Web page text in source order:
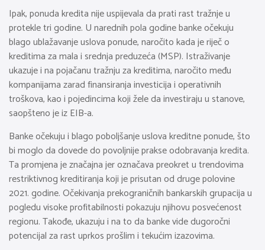
Ipak, ponuda kredita nije uspijevala da prati rast tražnje u
protekle tri godine. U narednih pola godine banke očekuju
blago ublažavanje uslova ponude, naročito kada je riječ o
kreditima za mala i srednja preduzeća (MSP). Istraživanje
ukazuje i na pojačanu tražnju za kreditima, naročito među
kompanijama zarad finansiranja investicija i operativnih
troškova, kao i pojedincima koji žele da investiraju u stanove,
saopšteno je iz EIB-a.
Banke očekuju i blago poboljšanje uslova kreditne ponude, što
bi moglo da dovede do povoljnije prakse odobravanja kredita.
Ta promjena je značajna jer označava preokret u trendovima
restriktivnog kreditiranja koji je prisutan od druge polovine
2021. godine. Očekivanja prekograničnih bankarskih grupacija u
pogledu visoke profitabilnosti pokazuju njihovu posvećenost
regionu. Takođe, ukazuju i na to da banke vide dugoročni
potencijal za rast uprkos prošlim i tekućim izazovima.